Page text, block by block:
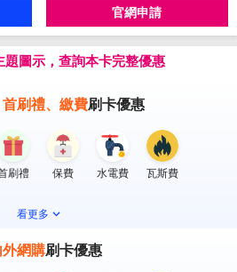
官網申請
題圖示，查詢本卡完整優惠
刷禮、繳費刷卡優惠
刷禮 保費 水電費 瓦斯費
看更多
外網購刷卡優惠